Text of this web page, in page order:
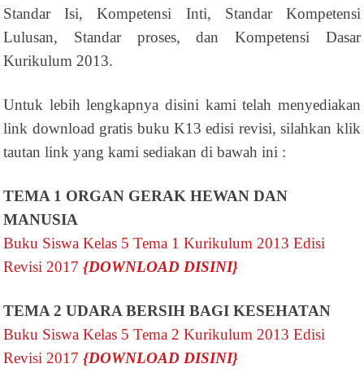
Standar Isi, Kompetensi Inti, Standar Kompetensi
Lulusan, Standar proses, dan Kompetensi Dasar
Kurikulum 2013.
Untuk lebih lengkapnya disini kami telah menyediakan
link download gratis buku K13 edisi revisi, silahkan klik
tautan link yang kami sediakan di bawah ini :
TEMA 1 ORGAN GERAK HEWAN DAN
MANUSIA
Buku Siswa Kelas 5 Tema 1 Kurikulum 2013 Edisi
Revisi 2017{DOWNLOAD DISINI}
TEMA 2 UDARA BERSIH BAGI KESEHATAN
Buku Siswa Kelas 5 Tema 2 Kurikulum 2013 Edisi
Revisi 2017{DOWNLOAD DISINI}